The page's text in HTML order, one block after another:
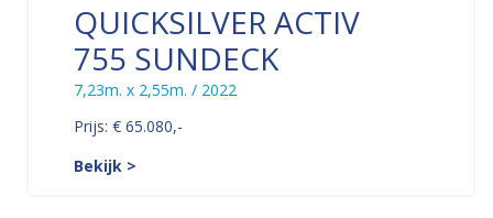
QUICKSILVER ACTIV
755 SUNDECK
7,23m. x 2,55m. / 2022
Prijs: € 65.080,-
Bekijk >